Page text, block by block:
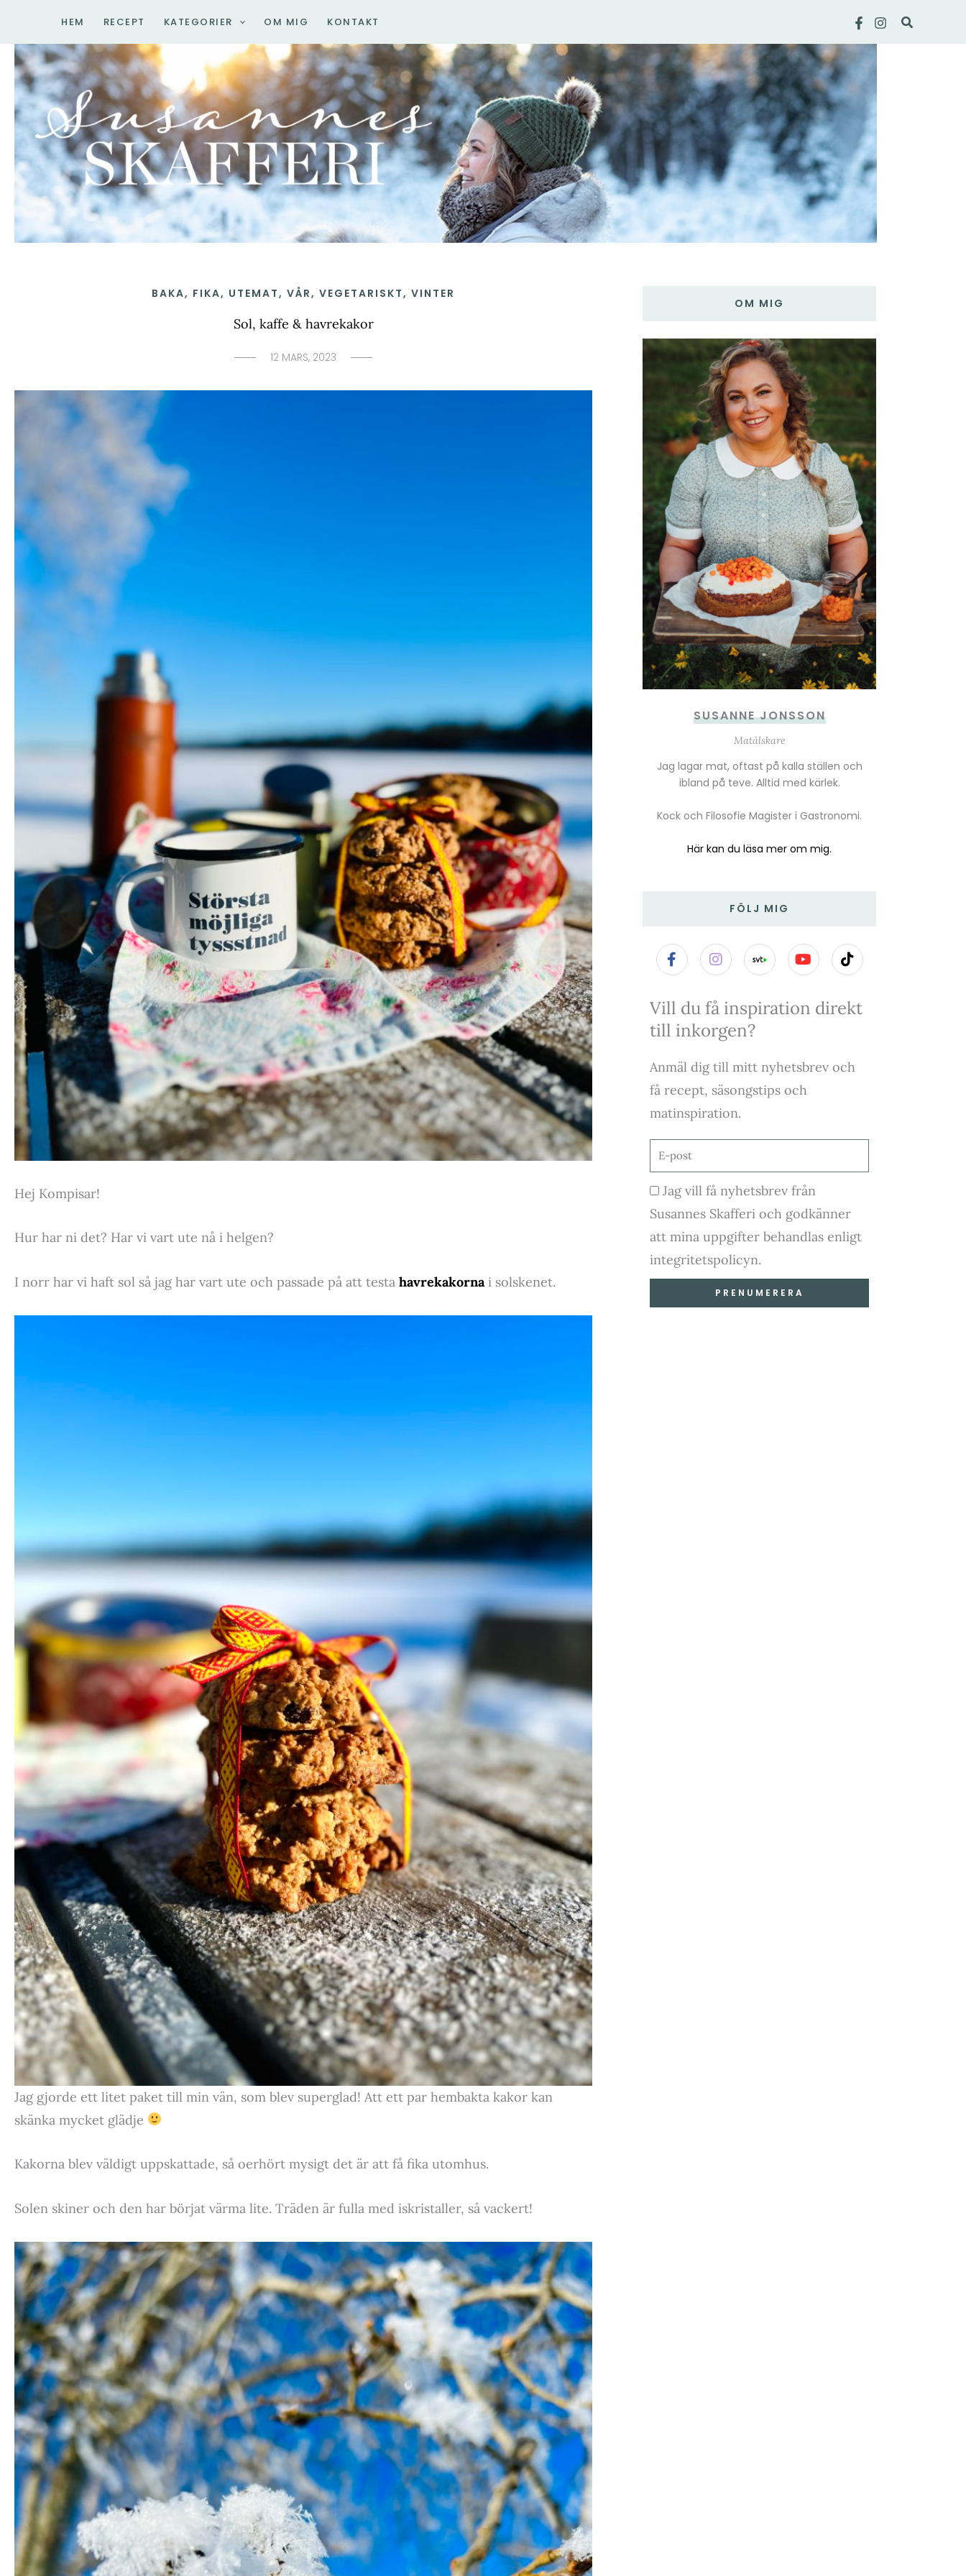
innehåll
HEM RECEPT KATEGORIER OM MIG KONTAKT Sök
BAKA, FIKA, UTEMAT, VÅR, VEGETARISKT, VINTER
Sol, kaffe & havrekakor
12 MARS, 2023
Hej Kompisar!
Hur har ni det? Har vi vart ute nå i helgen?
I norr har vi haft sol så jag har vart ute och passade på att testa havrekakornai solskenet.
Jag gjorde ett litet paket till min vän, som blev superglad! Att ett par hembakta kakor kan
skänka mycket glädje
Kakorna blev väldigt uppskattade, så oerhört mysigt det är att få fika utomhus.
Solen skiner och den har börjat värma lite. Träden är fulla med iskristaller, så vackert!
OM MIG
SUSANNE JONSSON
Matälskare
Jag lagar mat, oftast på kalla ställen och
ibland på teve. Alltid med kärlek.
Kock och Filosofie Magister i Gastronomi.
Här kan du läsa mer om mig.
FÖLJ MIG
F
a
c
b
o
o
-
I
n
s
a
r
m
Y
o
u
u
T
i
k
o
Vill du få inspiration direkt
till inkorgen?
Anmäl dig till mitt nyhetsbrev och
få recept, säsongstips och
matinspiration.
E-
post
Godkännande
Jag vill få nyhetsbrev från
Susannes Skafferi och godkänner
att mina uppgifter behandlas enligt
integritetspolicyn.
PRENUMERERA